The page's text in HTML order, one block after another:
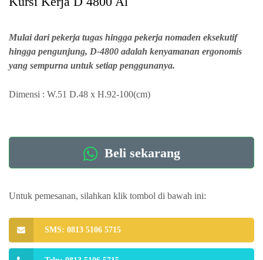
Mulai dari pekerja tugas hingga pekerja nomaden eksekutif
hingga pengunjung, D-4800 adalah kenyamanan ergonomis
yang sempurna untuk setiap penggunanya.
Dimensi : W.51 D.48 x H.92-100(cm)
Beli sekarang
Untuk pemesanan, silahkan klik tombol di bawah ini:
SMS: 0813 5106 5715